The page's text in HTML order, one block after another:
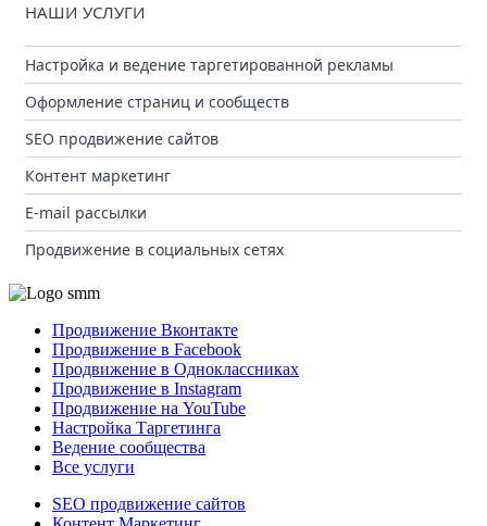
НАШИ УСЛУГИ
Настройка и ведение таргетированной рекламы
Оформление страниц и сообществ
SEO продвижение сайтов
Контент маркетинг
E-mail рассылки
Продвижение в социальных сетях
Продвижение Вконтакте
Продвижение в Facebook
Продвижение в Одноклассниках
Продвижение в Instagram
Продвижение на YouTube
Настройка Таргетинга
Ведение сообщества
Все услуги
SEO продвижение сайтов